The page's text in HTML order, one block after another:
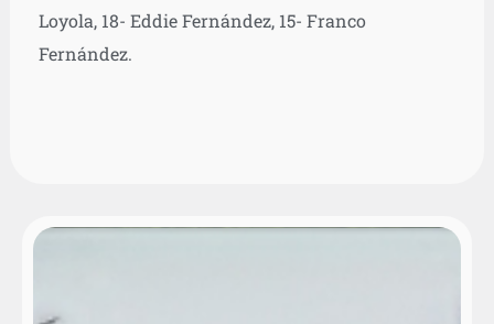
Loyola, 18- Eddie Fernández, 15- Franco
Fernández.